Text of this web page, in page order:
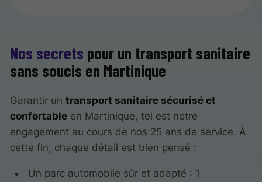
Nos secrets pour un transport sanitaire
sans soucis en Martinique
Garantir untransport sanitaire sécurisé et
confortable en Martinique, tel est notre
engagement au cours de nos 25 ans de service. À
cette fin, chaque détail est bien pensé :
Un parc automobile sûr et adapté : 1